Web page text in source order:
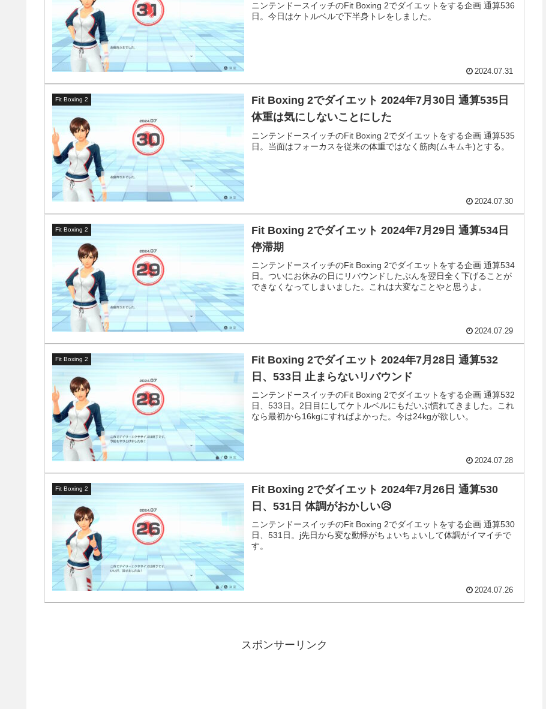
ニンテンドースイッチのFit Boxing 2でダイエットをする企画 通算536
日。今日はケトルベルで下半身トレをしました。
2024.07.31
Fit Boxing 2
Fit Boxing 2でダイエット 2024年7月30日 通算535日
体重は気にしないことにした
ニンテンドースイッチのFit Boxing 2でダイエットをする企画 通算535
日。当面はフォーカスを従来の体重ではなく筋肉(ムキムキ)とする。
2024.07.30
Fit Boxing 2
Fit Boxing 2でダイエット 2024年7月29日 通算534日
停滞期
ニンテンドースイッチのFit Boxing 2でダイエットをする企画 通算534
日。ついにお休みの日にリバウンドしたぶんを翌日全く下げることが
できなくなってしまいました。これは大変なことやと思うよ。
2024.07.29
Fit Boxing 2
Fit Boxing 2でダイエット 2024年7月28日 通算532
日、533日 止まらないリバウンド
ニンテンドースイッチのFit Boxing 2でダイエットをする企画 通算532
日、533日。2日目にしてケトルベルにもだいぶ慣れてきました。これ
なら最初から16kgにすればよかった。今は24kgが欲しい。
2024.07.28
Fit Boxing 2
Fit Boxing 2でダイエット 2024年7月26日 通算530
日、531日 体調がおかしい😥
ニンテンドースイッチのFit Boxing 2でダイエットをする企画 通算530
日、531日。j先日から変な動悸がちょいちょいして体調がイマイチで
す。
2024.07.26
スポンサーリンク